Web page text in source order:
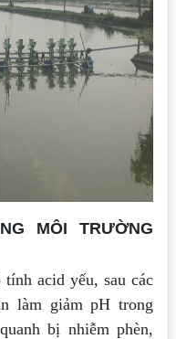
MÔI TRƯỜNG
acid yếu, sau các
làm giảm pH trong
bị nhiễm phèn,